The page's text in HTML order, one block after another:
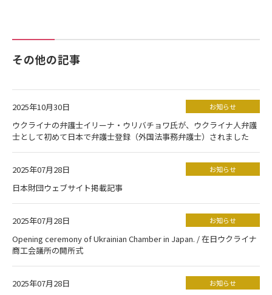
その他の記事
2025年10月30日 お知らせ
ウクライナの弁護士イリーナ・ウリバチョワ氏が、ウクライナ人弁護
士として初めて日本で弁護士登録（外国法事務弁護士）されました
2025年07月28日 お知らせ
日本財団ウェブサイト掲載記事
2025年07月28日 お知らせ
Opening ceremony of Ukrainian Chamber in Japan. / 在日ウクライナ
商工会議所の開所式
2025年07月28日 お知らせ